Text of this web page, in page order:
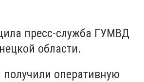
пресс-служба ГУМВД
области.
оперативную